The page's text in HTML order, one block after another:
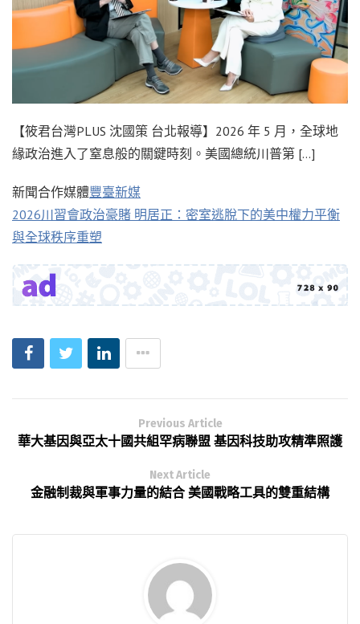
【筱君台灣PLUS 沈國策 台北報導】2026 年 5 月，全球地
緣政治進入了窒息般的關鍵時刻。美國總統川普第 […]
新聞合作媒體豐臺新媒
2026川習會政治豪賭 明居正：密室逃脫下的美中權力平衡
與全球秩序重塑
Previous Article
華大基因與亞太十國共組罕病聯盟 基因科技助攻精準照護
Next Article
金融制裁與軍事力量的結合 美國戰略工具的雙重結構